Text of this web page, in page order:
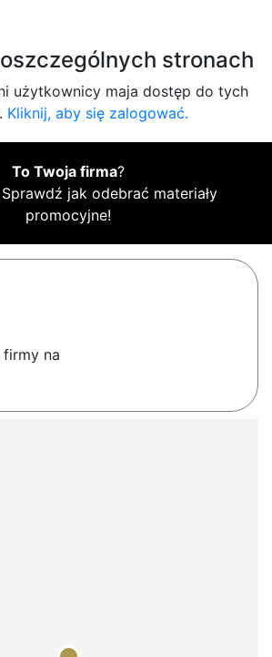
stronach
użytkownicy maja dostęp do tych
Kliknij, aby się zalogować.
To Twoja firma?
Sprawdź jak odebrać materiały
promocyjne!
na